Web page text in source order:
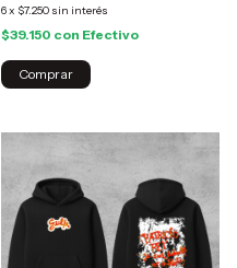
6x $7.250 sin interés
$39.150 con Efectivo
Comprar